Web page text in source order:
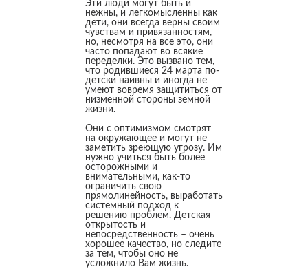
Эти люди могут быть и
нежны, и легкомысленны как
дети, они всегда верны своим
чувствам и привязанностям,
но, несмотря на все это, они
часто попадают во всякие
переделки. Это вызвано тем,
что родившиеся 24 марта по-
детски наивны и иногда не
умеют вовремя защититься от
низменной стороны земной
жизни.
Они с оптимизмом смотрят
на окружающее и могут не
заметить зреющую угрозу. Им
нужно учиться быть более
осторожными и
внимательными, как-то
ограничить свою
прямолинейность, выработать
системный подход к
решению проблем. Детская
открытость и
непосредственность – очень
хорошее качество, но следите
за тем, чтобы оно не
усложнило Вам жизнь.